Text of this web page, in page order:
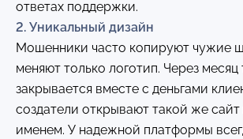
ответах поддержки.
2. Уникальный дизайн
Мошенники часто копируют чужие
меняют только логотип. Через месяц
закрывается вместе с деньгами
создатели открывают такой же сайт
именем. У надежной платформы